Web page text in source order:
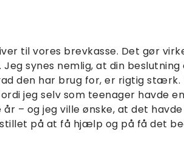
til vores brevkasse. Det gør
Jeg synes nemlig, at din
den har brug for, er rigtig
jeg selv som teenager havde
år – og jeg ville ønske, at det
på at få hjælp og på få det